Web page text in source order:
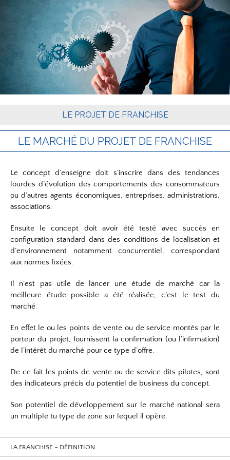
LE PROJET DE FRANCHISE
LE MARCHÉ DU PROJET DE FRANCHISE
Le concept d’enseigne doit s’inscrire dans des tendances
lourdes d’évolution des comportements des consommateurs
ou d’autres agents économiques, entreprises, administrations,
associations.
Ensuite le concept doit avoir été testé avec succès en
configuration standard dans des conditions de localisation et
d’environnement notamment concurrentiel, correspondant
aux normes fixées.
Il n’est pas utile de lancer une étude de marché car la
meilleure étude possible a été réalisée, c’est le test du
marché.
En effet le ou les points de vente ou de service montés par le
porteur du projet, fournissent la confirmation (ou l’infirmation)
de l’intérêt du marché pour ce type d’offre.
De ce fait les points de vente ou de service dits pilotes, sont
des indicateurs précis du potentiel de business du concept.
Son potentiel de développement sur le marché national sera
un multiple tu type de zone sur lequel il opère.
LA FRANCHISE – DÉFINITION